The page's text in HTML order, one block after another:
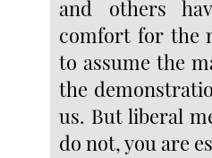
and others
comfort for the
to assume the
the
us. But liberal
do not, you are